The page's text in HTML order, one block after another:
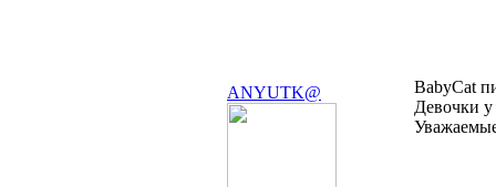
ANYUTK@
BabyCat
Девочки